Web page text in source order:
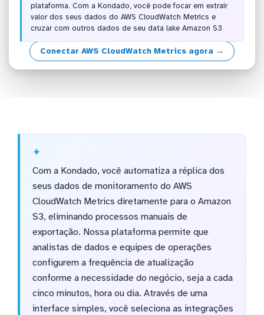
plataforma. Com a Kondado, você pode focar em extrair
valor dos seus dados do AWS CloudWatch Metrics e
cruzar com outros dados de seu data lake Amazon S3
Conectar AWS CloudWatch Metrics agora →
Com a Kondado, você automatiza a réplica dos
seus dados de monitoramento do AWS
CloudWatch Metrics diretamente para o Amazon
S3, eliminando processos manuais de
exportação. Nossa plataforma permite que
analistas de dados e equipes de operações
configurem a frequência de atualização
conforme a necessidade do negócio, seja a cada
cinco minutos, hora ou dia. Através de uma
interface simples, você seleciona as integrações